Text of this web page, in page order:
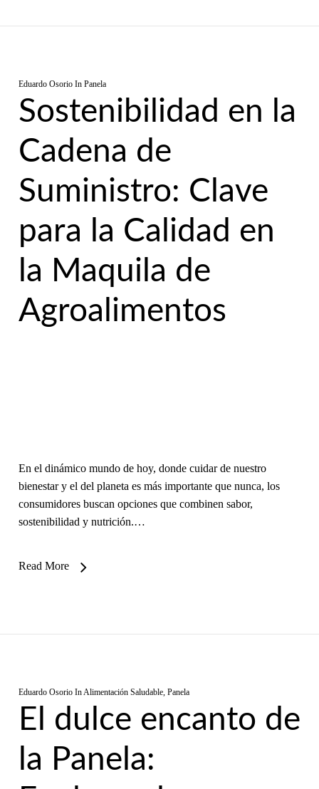
Eduardo Osorio In Panela
Sostenibilidad en la
Cadena de
Suministro: Clave
para la Calidad en
la Maquila de
Agroalimentos
En el dinámico mundo de hoy, donde cuidar de nuestro
bienestar y el del planeta es más importante que nunca, los
consumidores buscan opciones que combinen sabor,
sostenibilidad y nutrición.…
Read More
Eduardo Osorio InAlimentación Saludable, Panela
El dulce encanto de
la Panela: